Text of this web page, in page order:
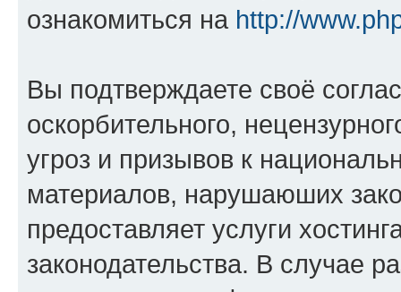
ознакомиться на http://
Вы подтверждаете своё
оскорбительного,
угроз и призывов к
материалов, нарушаюших
предоставляет услуги
законодательства. В случае